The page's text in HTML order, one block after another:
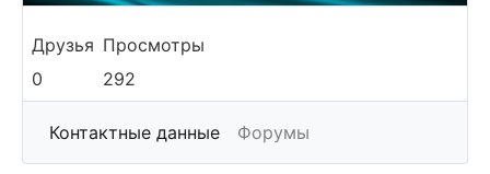
Друзья
0
Просмотры
292
Контактные данные Форумы